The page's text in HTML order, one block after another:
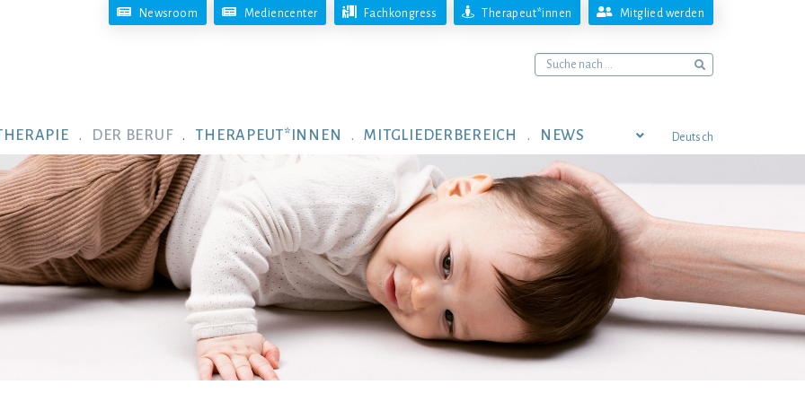
Newsroom Mediencenter Fachkongress Therapeut*innen Mitglied werden
DER BERUF THERAPEUT*INNEN MITGLIEDERBEREICH NEWS Deutsch